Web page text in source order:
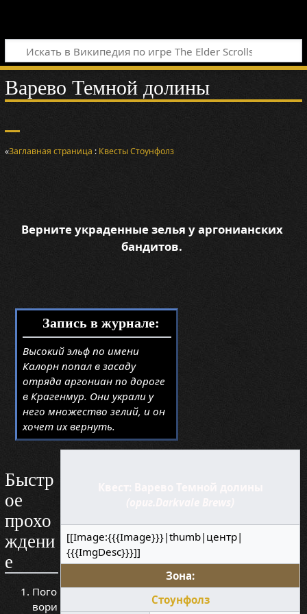
Варево Темной долины
«Заглавная страница : КвестыСтоунфолз
Верните украденные зелья у аргонианских
бандитов.
Запись в журнале:
Высокий эльф по имени
Калорн попал в засаду
отряда аргониан по дороге
в Крагенмур. Они украли у
него множество зелий, и он
хочет их вернуть.
[[Image:{{{Image}}}|thumb|центр|
{{{ImgDesc}}}]]
Зона:
Стоунфолз
Быстр
ое
прохо
ждени
е
Пого
вори